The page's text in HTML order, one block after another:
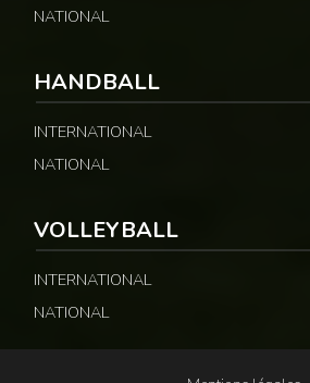
NATIONAL
HANDBALL
INTERNATIONAL
NATIONAL
VOLLEYBALL
INTERNATIONAL
NATIONAL